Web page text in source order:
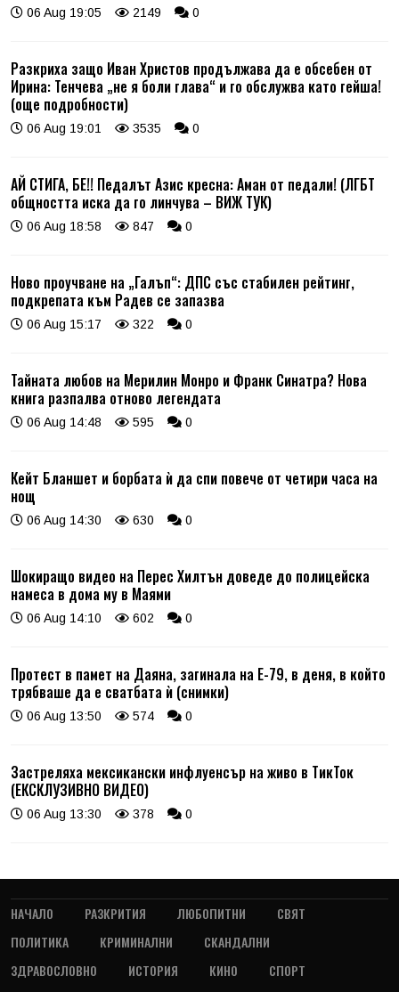
06 Aug 19:05 2149 0
Разкриха защо Иван Христов продължава да е обсебен от
Ирина: Тенчева „не я боли глава“ и го обслужва като гейша!
(още подробности)
06 Aug 19:01 3535 0
АЙ СТИГА, БЕ!! Педалът Азис кресна: Аман от педали! (ЛГБТ
общността иска да го линчува – ВИЖ ТУК)
06 Aug 18:58 847 0
Ново проучване на „Галъп“: ДПС със стабилен рейтинг,
подкрепата към Радев се запазва
06 Aug 15:17 322 0
Тайната любов на Мерилин Монро и Франк Синатра? Нова
книга разпалва отново легендата
06 Aug 14:48 595 0
Кейт Бланшет и борбата ѝ да спи повече от четири часа на
нощ
06 Aug 14:30 630 0
Шокиращо видео на Перес Хилтън доведе до полицейска
намеса в дома му в Маями
06 Aug 14:10 602 0
Протест в памет на Даяна, загинала на Е-79, в деня, в който
трябваше да е сватбата ѝ (снимки)
06 Aug 13:50 574 0
Застреляха мексикански инфлуенсър на живо в ТикТок
(ЕКСКЛУЗИВНО ВИДЕО)
06 Aug 13:30 378 0
НАЧАЛО РАЗКРИТИЯ ЛЮБОПИТНИ
СВЯТ
ПОЛИТИКА
КРИМИНАЛНИ
СКАНДАЛНИ
ЗДРАВОСЛОВНО
ИСТОРИЯ КИНО
СПОРТ